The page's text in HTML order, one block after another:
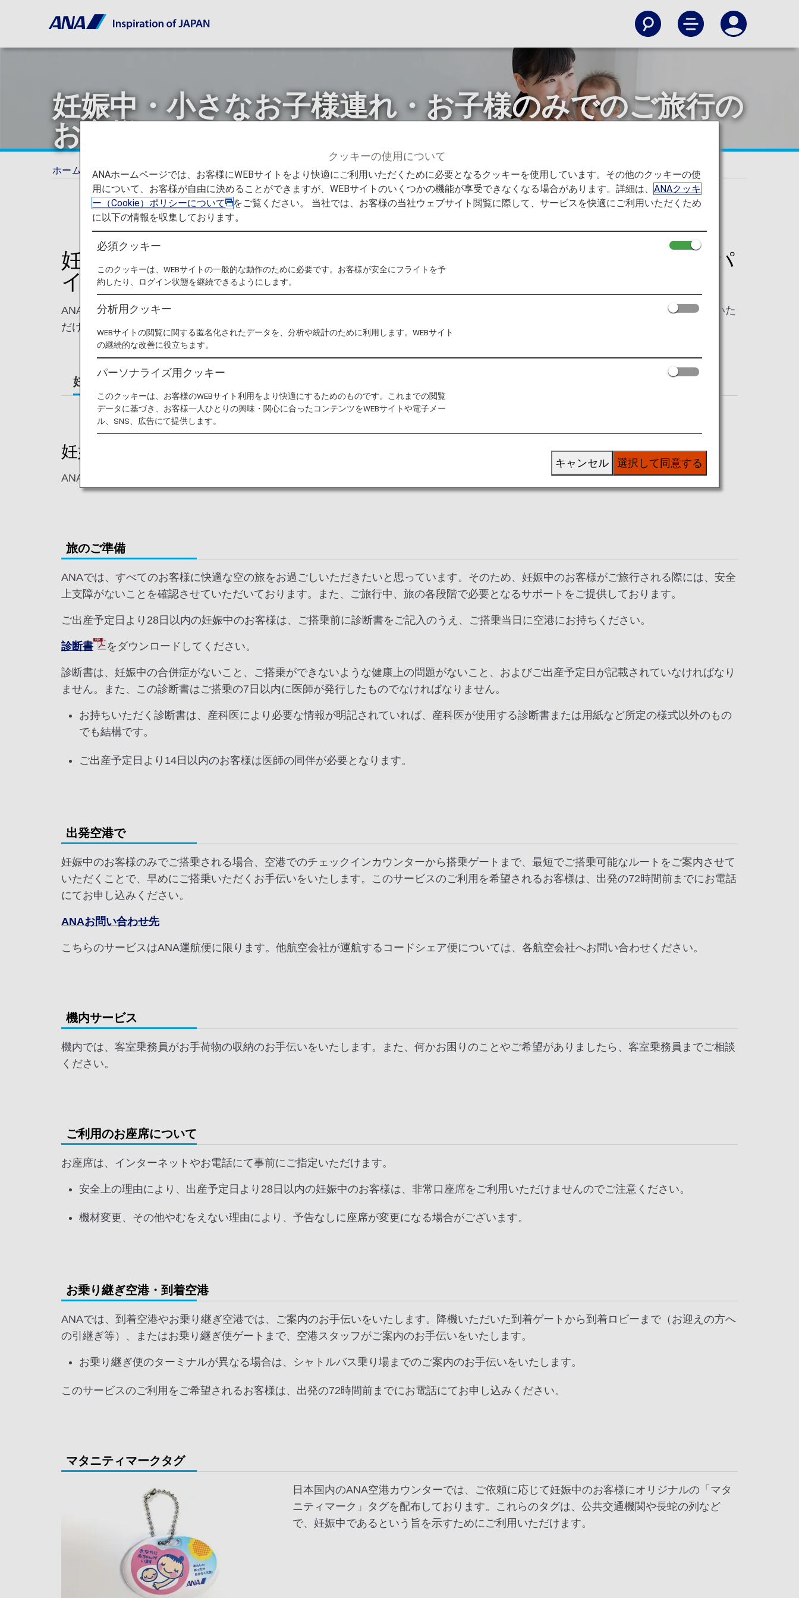
妊娠中・小さなお子様連れ・お子様のみでのご旅行の
お客様
ホーム ご旅行の準備 妊娠中・小さなお子様連れ・お子様のみでのご旅行のお客様
妊娠中・小さなお子様連れ・お子様のみでのご旅行（ANAジュニアパ
イロット）のお客様
ANAでは、妊娠中のお客様、お子様のみでのご旅行のお客様および小さなお子様連れのお客様に、ご予約からご到着まで安心してご旅行いた
だけるよう、特別に配慮させていただいております。
妊娠中のお客様の旅 小さなお子様連れのお客様
妊娠中のお客様の旅
ANAでは、妊娠中のお客様が安心してご旅行いただけるよう、サポートをいたします。
旅のご準備
ANAでは、すべてのお客様に快適な空の旅をお過ごしいただきたいと思っています。そのため、妊娠中のお客様がご旅行される際には、安全
上支障がないことを確認させていただいております。また、ご旅行中、旅の各段階で必要となるサポートをご提供しております。
ご出産予定日より28日以内の妊娠中のお客様は、ご搭乗前に診断書をご記入のうえ、ご搭乗当日に空港にお持ちください。
診断書 をダウンロードしてください。
診断書は、妊娠中の合併症がないこと、ご搭乗ができないような健康上の問題がないこと、およびご出産予定日が記載されていなければなり
ません。また、この診断書はご搭乗の7日以内に医師が発行したものでなければなりません。
お持ちいただく診断書は、産科医により必要な情報が明記されていれば、産科医が使用する診断書または用紙など所定の様式以外のもの
でも結構です。
ご出産予定日より14日以内のお客様は医師の同伴が必要となります。
出発空港で
妊娠中のお客様のみでご搭乗される場合、空港でのチェックインカウンターから搭乗ゲートまで、最短でご搭乗可能なルートをご案内させて
いただくことで、早めにご搭乗いただくお手伝いをいたします。このサービスのご利用を希望されるお客様は、出発の72時間前までにお電話
にてお申し込みください。
ANAお問い合わせ先
こちらのサービスはANA運航便に限ります。他航空会社が運航するコードシェア便については、各航空会社へお問い合わせください。
機内サービス
機内では、客室乗務員がお手荷物の収納のお手伝いをいたします。また、何かお困りのことやご希望がありましたら、客室乗務員までご相談
ください。
ご利用のお座席について
お座席は、インターネットやお電話にて事前にご指定いただけます。
安全上の理由により、出産予定日より28日以内の妊娠中のお客様は、非常口座席をご利用いただけませんのでご注意ください。
機材変更、その他やむをえない理由により、予告なしに座席が変更になる場合がございます。
お乗り継ぎ空港・到着空港
ANAでは、到着空港やお乗り継ぎ空港では、ご案内のお手伝いをいたします。降機いただいた到着ゲートから到着ロビーまで（お迎えの方へ
の引継ぎ等）、またはお乗り継ぎ便ゲートまで、空港スタッフがご案内のお手伝いをいたします。
お乗り継ぎ便のターミナルが異なる場合は、シャトルバス乗り場までのご案内のお手伝いをいたします。
このサービスのご利用をご希望されるお客様は、出発の72時間前までにお電話にてお申し込みください。
マタニティマークタグ
日本国内のANA空港カウンターでは、ご依頼に応じて妊娠中のお客様にオリジナルの「マタ
ニティマーク」タグを配布しております。これらのタグは、公共交通機関や長蛇の列など
で、妊娠中であるという旨を示すためにご利用いただけます。
クッキーの使用について
ANAホームページでは、お客様にWEBサイトをより快適にご利用いただくために必要となるクッキーを使用しています。その他のクッキーの使
用について、お客様が自由に決めることができますが、WEBサイトのいくつかの機能が享受できなくなる場合があります。詳細は、ANAクッキ
ー（Cookie）ポリシーについて
をご覧ください。 当社では、お客様の当社ウェブサイト閲覧に際して、サービスを快適にご利用いただくため
に以下の情報を収集しております。
必須クッキー
このクッキーは、WEBサイトの一般的な動作のために必要です。お客様が安全にフライトを予
約したり、ログイン状態を継続できるようにします。
分析用クッキー
WEBサイトの閲覧に関する匿名化されたデータを、分析や統計のために利用します。WEBサイト
の継続的な改善に役立ちます。
パーソナライズ用クッキー
このクッキーは、お客様のWEBサイト利用をより快適にするためのものです。これまでの閲覧
データに基づき、お客様一人ひとりの興味・関心に合ったコンテンツをWEBサイトや電子メー
ル、SNS、広告にて提供します。
選択して同意する
キャンセル